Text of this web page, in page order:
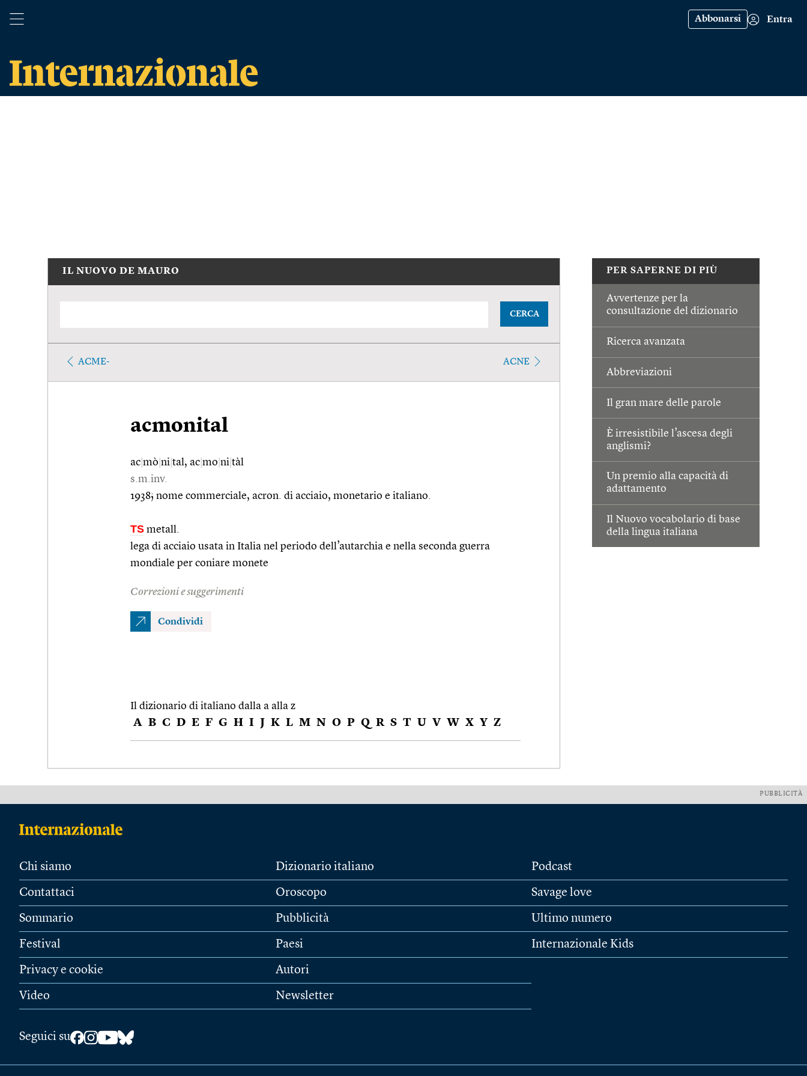
Abbonarsi Entra
PER SAPERNE DI PIÙ
Avvertenze per la
consultazione del dizionario
Ricerca avanzata
Abbreviazioni
Il gran mare delle parole
È irresistibile l’ascesa degli
anglismi?
Un premio alla capacità di
adattamento
Il Nuovo vocabolario di base
della lingua italiana
IL NUOVO DE MAURO
CERCA
ACME- ACNE
acmonital
ac mò ni tal, ac mo ni tàl
s.m.inv.
1938; nome commerciale, acron. di acciaio, monetario e italiano.
TS metall.
lega di acciaio usata in Italia nel periodo dell’autarchia e nella seconda guerra
mondiale per coniare monete
Correzioni e suggerimenti
Condividi
Il dizionario di italiano dalla a alla z
A B C D E F G H I J K L M N O P Q R S T U V W X Y Z
PUBBLICITÀ
Chi siamo
Contattaci
Sommario
Festival
Privacy e cookie
Video
Dizionario italiano
Oroscopo
Pubblicità
Paesi
Autori
Newsletter
Podcast
Savage love
Ultimo numero
Internazionale Kids
Seguici su